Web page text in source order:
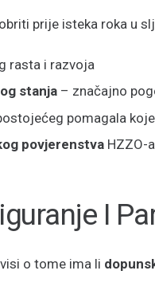
prije isteka roka u
rasta i razvoja
stanja– značajno
pomagala
povjerenstvaHZZO-a
I
o tome ima li